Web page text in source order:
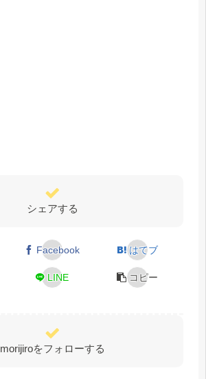
シェアする
Facebook はてブ
LINE コピー
morijiroをフォローする